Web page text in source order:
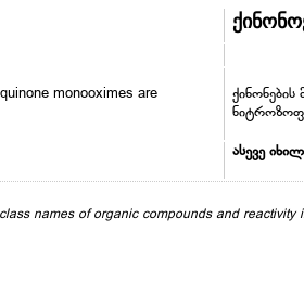
monooximes are
ქინონების
ასევე
names of organic compounds and